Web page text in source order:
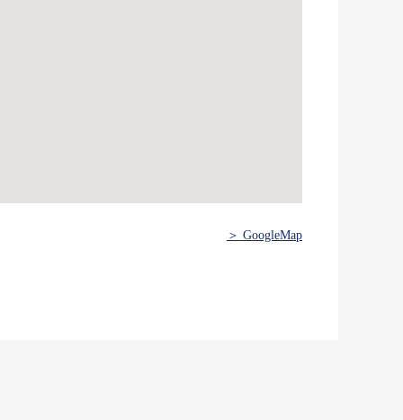
＞ GoogleMap